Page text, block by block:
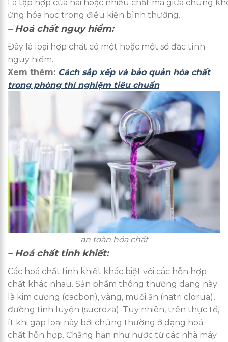
Là tập hợp của hai hoặc nhiều chất mà giữa chúng
ứng hóa học trong điều kiện bình thường.
– Hoá chất nguy hiểm:
Đây là loại hợp chất có một hoặc một số đặc tính
nguy hiểm.
Xem thêm: Cách sắp xếp và bảo quản hóa chất
trong phòng thí nghiệm tiêu chuẩn
an toàn hóa chất
– Hoá chất tinh khiết:
Các hoá chất tinh khiết khác biệt với các hỗn hợp
chất khác nhau. Sản phẩm thông thường dạng này
là kim cương (cacbon), vàng, muối ăn (natri clorua),
đường tinh luyện (sucroza). Tuy nhiên, trên thực tế,
ít khi gặp loại này bởi chúng thường ở dạng hoá
chất hỗn hợp. Chẳng hạn như nước từ các nhà máy